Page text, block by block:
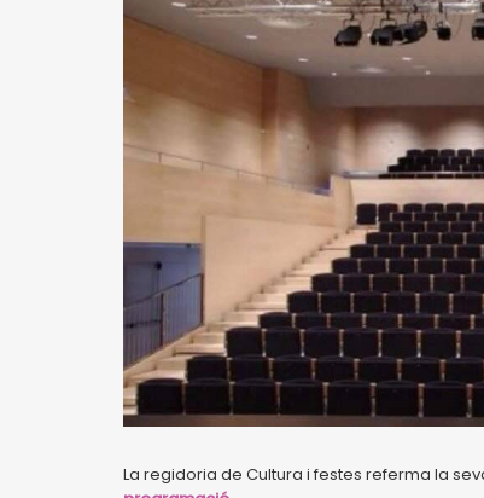
La regidoria de Cultura i festes referma la